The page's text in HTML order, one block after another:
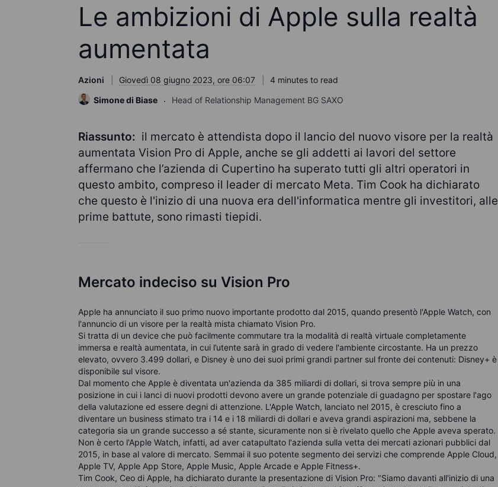
Le ambizioni di Apple sulla realtà
aumentata
Azioni Giovedì 08 giugno 2023, ore 06:07
4 minutes to read
Simone di Biase
Head of Relationship Management BG SAXO
Riassunto: il mercato è attendista dopo il lancio del nuovo visore per la realtà
aumentata Vision Pro di Apple, anche se gli addetti ai lavori del settore
affermano che l’azienda di Cupertino ha superato tutti gli altri operatori in
questo ambito, compreso il leader di mercato Meta. Tim Cook ha dichiarato
che questo è l'inizio di una nuova era dell'informatica mentre gli investitori, alle
prime battute, sono rimasti tiepidi.
Mercato indeciso su Vision Pro
Apple ha annunciato il suo primo nuovo importante prodotto dal 2015, quando presentò l'Apple Watch, con
l'annuncio di un visore per la realtà mista chiamato Vision Pro.
Si tratta di un device che può facilmente commutare tra la modalità di realtà virtuale completamente
immersa e realtà aumentata, in cui l’utente sarà in grado di vedere l'ambiente circostante. Ha un prezzo
elevato, ovvero 3.499 dollari, e Disney è uno dei suoi primi grandi partner sul fronte dei contenuti: Disney+ è
disponibile sul visore.
Dal momento che Apple è diventata un'azienda da 385 miliardi di dollari, si trova sempre più in una
posizione in cui i lanci di nuovi prodotti devono avere un grande potenziale di guadagno per spostare l'ago
della valutazione ed essere degni di attenzione. L'Apple Watch, lanciato nel 2015, è cresciuto fino a
diventare un business stimato tra i 14 e i 18 miliardi di dollari e aveva grandi aspirazioni ma, sebbene la
categoria sia un grande successo a sé stante, sicuramente non si è rivelato quello che Apple aveva sperato.
Non è certo l'Apple Watch, infatti, ad aver catapultato l'azienda sulla vetta dei mercati azionari pubblici dal
2015, in base al valore di mercato. Semmai il suo potente segmento dei servizi che comprende Apple Cloud,
Apple TV, Apple App Store, Apple Music, Apple Arcade e Apple Fitness+.
Tim Cook, Ceo di Apple, ha dichiarato durante la presentazione di Vision Pro: "Siamo davanti all'inizio di una